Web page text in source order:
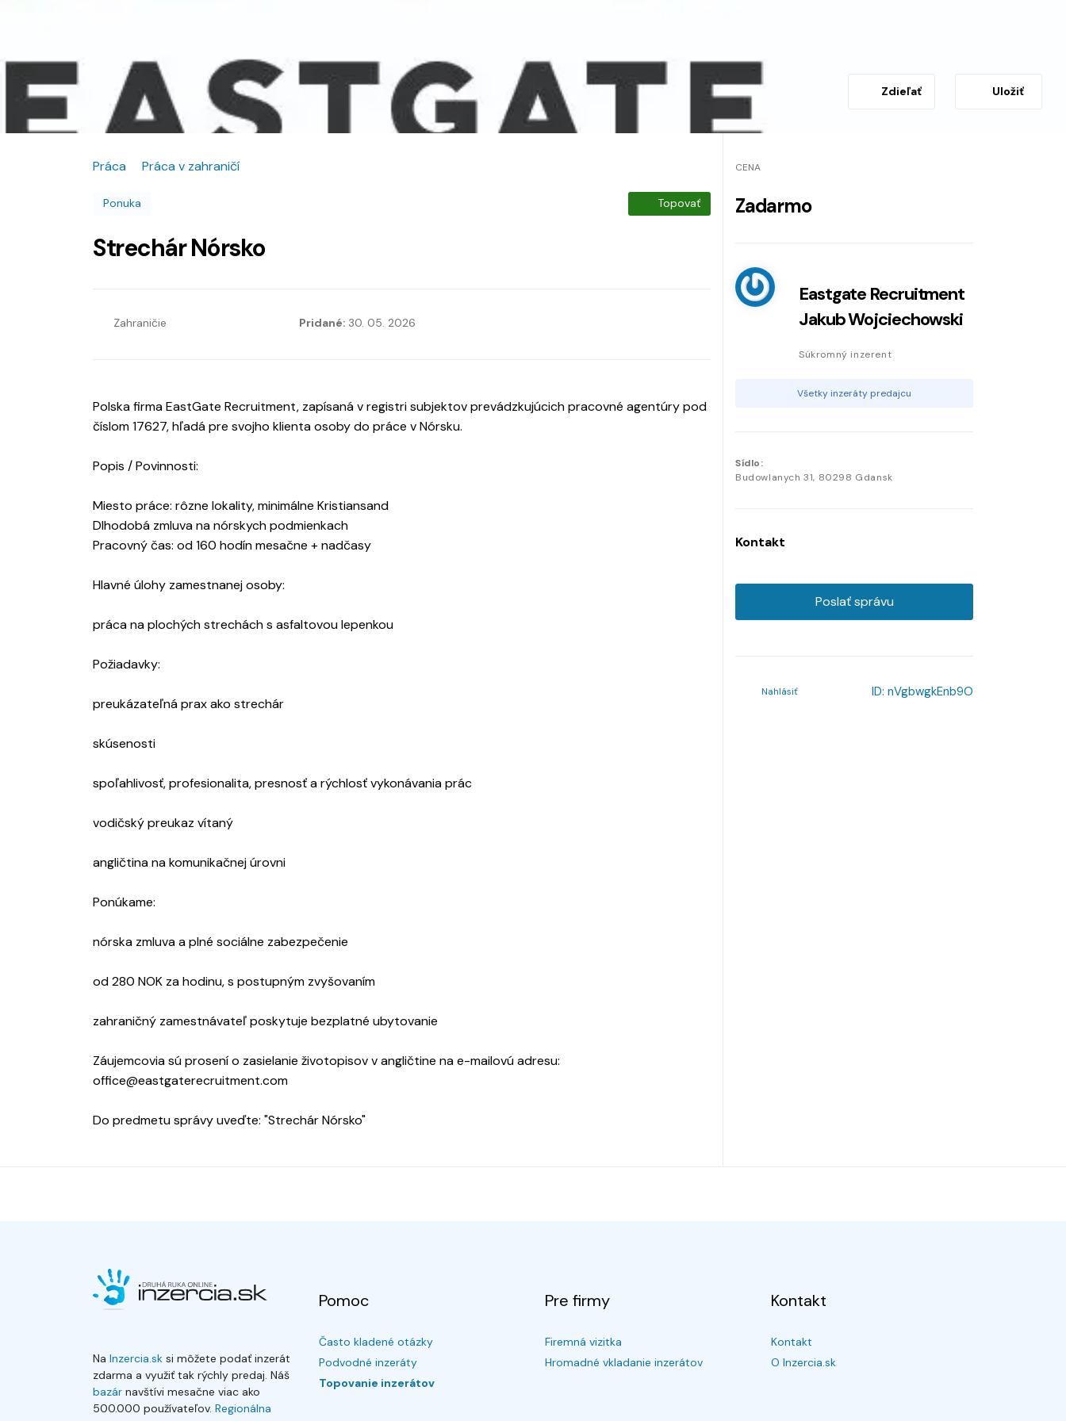
Zdieľať Uložiť
Práca Práca v zahraničí
Ponuka Topovať
Strechár Nórsko
Zahraničie Pridané: 30. 05. 2026
Polska firma EastGate Recruitment, zapísaná v registri subjektov prevádzkujúcich pracovné agentúry pod
číslom 17627, hľadá pre svojho klienta osoby do práce v Nórsku.
Popis / Povinnosti:
Miesto práce: rôzne lokality, minimálne Kristiansand
Dlhodobá zmluva na nórskych podmienkach
Pracovný čas: od 160 hodín mesačne + nadčasy
Hlavné úlohy zamestnanej osoby:
práca na plochých strechách s asfaltovou lepenkou
Požiadavky:
preukázateľná prax ako strechár
skúsenosti
spoľahlivosť, profesionalita, presnosť a rýchlosť vykonávania prác
vodičský preukaz vítaný
angličtina na komunikačnej úrovni
Ponúkame:
nórska zmluva a plné sociálne zabezpečenie
od 280 NOK za hodinu, s postupným zvyšovaním
zahraničný zamestnávateľ poskytuje bezplatné ubytovanie
Záujemcovia sú prosení o zasielanie životopisov v angličtine na e-mailovú adresu:
office@eastgaterecruitment.com
Do predmetu správy uveďte: "Strechár Nórsko"
CENA
Zadarmo
Eastgate Recruitment
Jakub Wojciechowski
Súkromný inzerent
Všetky inzeráty predajcu
Sídlo:
Budowlanych 31, 80298 Gdansk
Kontakt
Poslať správu
Nahlásiť ID: nVgbwgkEnb9O
Na Inzercia.sk si môžete podať inzerát
zdarma a využiť tak rýchly predaj. Náš
bazár navštívi mesačne viac ako
500.000 používateľov. Regionálna
Pomoc
Často kladené otázky
Podvodné inzeráty
Topovanie inzerátov
Pre firmy
Firemná vizitka
Hromadné vkladanie inzerátov
Kontakt
Kontakt
O Inzercia.sk